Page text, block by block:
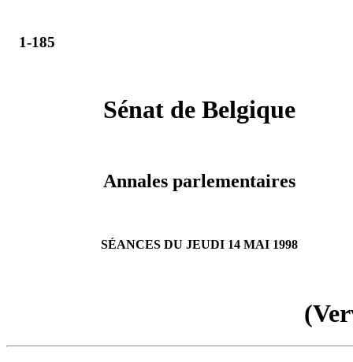
1-185
Sénat de Belgique
Annales parlementaires
SÉANCES DU JEUDI 14 MAI 1998